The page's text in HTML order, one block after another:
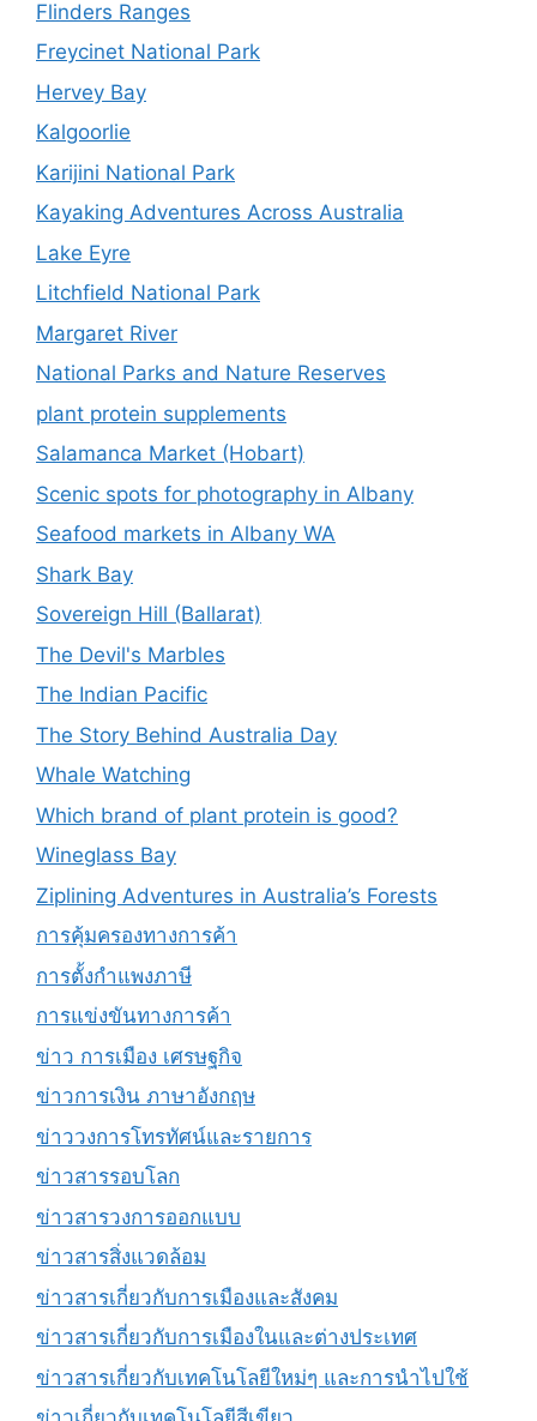
Flinders Ranges
Freycinet National Park
Hervey Bay
Kalgoorlie
Karijini National Park
Kayaking Adventures Across Australia
Lake Eyre
Litchfield National Park
Margaret River
National Parks and Nature Reserves
plant protein supplements
Salamanca Market (Hobart)
Scenic spots for photography in Albany
Seafood markets in Albany WA
Shark Bay
Sovereign Hill (Ballarat)
The Devil's Marbles
The Indian Pacific
The Story Behind Australia Day
Whale Watching
Which brand of plant protein is good?
Wineglass Bay
Ziplining Adventures in Australia’s Forests
การคุ้มครองทางการค้า
การตั้งกำแพงภาษี
การแข่งขันทางการค้า
ข่าว การเมือง เศรษฐกิจ
ข่าวการเงิน ภาษาอังกฤษ
ข่าววงการโทรทัศน์และรายการ
ข่าวสารรอบโลก
ข่าวสารวงการออกแบบ
ข่าวสารสิ่งแวดล้อม
ข่าวสารเกี่ยวกับการเมืองและสังคม
ข่าวสารเกี่ยวกับการเมืองในและต่างประเทศ
ข่าวสารเกี่ยวกับเทคโนโลยีใหม่ๆ และการนำไปใช้